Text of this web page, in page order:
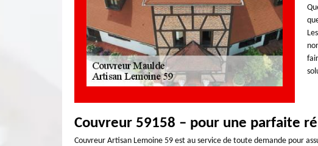
Couvreur 59158 – pour une parfaite
Couvreur Artisan Lemoine 59 est au service de toute demande pour